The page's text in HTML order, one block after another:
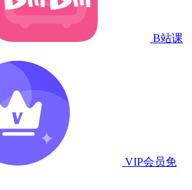
B站课
VIP会员免